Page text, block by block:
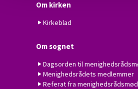
Om kirken
Kirkeblad
Om sognet
Dagsorden til
Menighedsrådets medlemmer
Referat fra